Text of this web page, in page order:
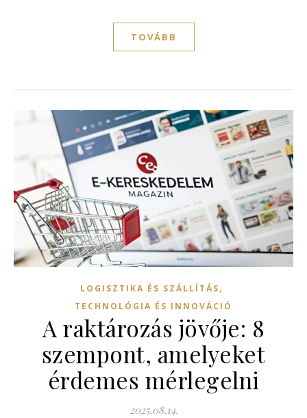
TOVÁBB
LOGISZTIKA ÉS SZÁLLÍTÁS,
TECHNOLÓGIA ÉS INNOVÁCIÓ
A raktározás jövője: 8
szempont, amelyeket
érdemes mérlegelni
2025.08.14.